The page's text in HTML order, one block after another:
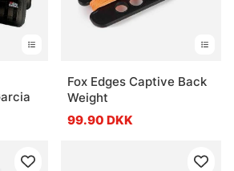
af 5 stjernerFox Edges Captive Back
Weight
99.90 DKK